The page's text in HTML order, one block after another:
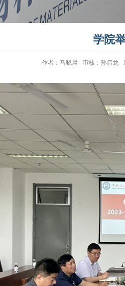
学院
作者：马晓晨 审核：孙启龙